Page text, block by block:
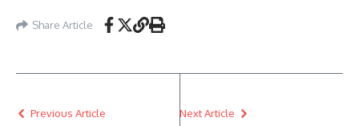
Share Article
Previous Article Next Article